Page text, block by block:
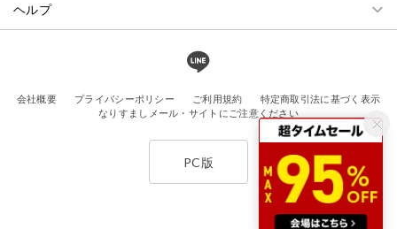
ヘルプ
会社概要 プライバシーポリシー ご利用規約
特定商取引法に基づく表示
なりすましメール・サイトにご注意ください
PC版